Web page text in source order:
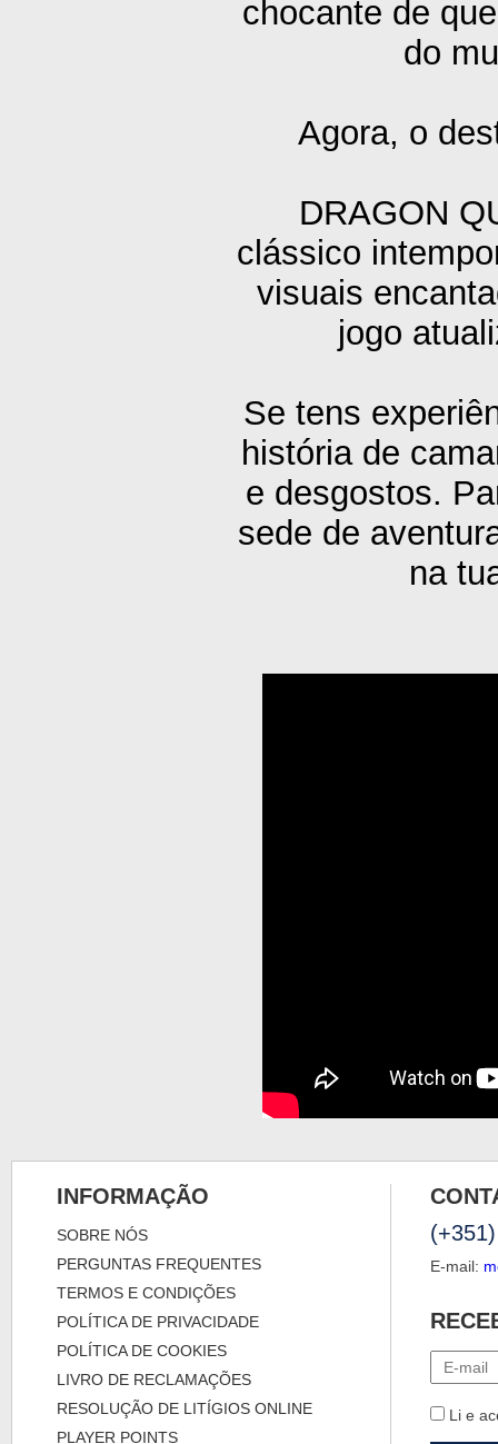
chocante de
do
Agora, o
DRAGON
clássico
visuais
jogo
Se tens
história de
e desgostos.
sede de
na
INFORMAÇÃO
SOBRE NÓS
PERGUNTAS FREQUENTES
TERMOS E CONDIÇÕES
POLÍTICA DE PRIVACIDADE
POLÍTICA DE COOKIES
LIVRO DE RECLAMAÇÕES
RESOLUÇÃO DE LITÍGIOS ONLINE
PLAYER POINTS
E-mail:
Li e